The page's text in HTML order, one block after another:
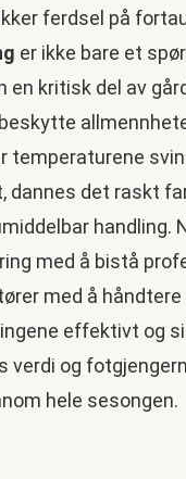
ferdsel på
er ikke bare et
en kritisk del av
temperaturene
dannes det raskt
handling.
med å bistå
med å håndtere
effektivt og
verdi og
hele sesongen.